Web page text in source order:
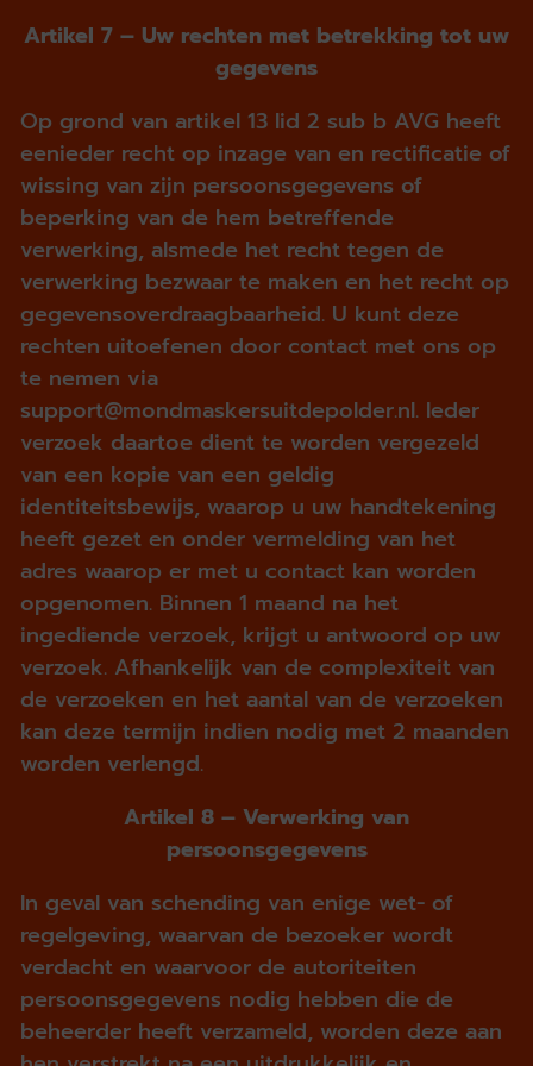
Artikel 7 – Uw rechten met betrekking tot uw
gegevens
Op grond van artikel 13 lid 2 sub b AVG heeft
eenieder recht op inzage van en rectificatie of
wissing van zijn persoonsgegevens of
beperking van de hem betreffende
verwerking, alsmede het recht tegen de
verwerking bezwaar te maken en het recht op
gegevensoverdraagbaarheid. U kunt deze
rechten uitoefenen door contact met ons op
te nemen via
support@mondmaskersuitdepolder.nl. Ieder
verzoek daartoe dient te worden vergezeld
van een kopie van een geldig
identiteitsbewijs, waarop u uw handtekening
heeft gezet en onder vermelding van het
adres waarop er met u contact kan worden
opgenomen. Binnen 1 maand na het
ingediende verzoek, krijgt u antwoord op uw
verzoek. Afhankelijk van de complexiteit van
de verzoeken en het aantal van de verzoeken
kan deze termijn indien nodig met 2 maanden
worden verlengd.
Artikel 8 – Verwerking van
persoonsgegevens
In geval van schending van enige wet- of
regelgeving, waarvan de bezoeker wordt
verdacht en waarvoor de autoriteiten
persoonsgegevens nodig hebben die de
beheerder heeft verzameld, worden deze aan